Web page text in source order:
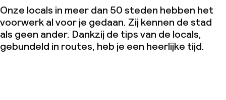
Onze locals in meer dan 50 steden hebben het
voorwerk al voor je gedaan. Zij kennen de stad
als geen ander. Dankzij de tips van de locals,
gebundeld in routes, heb je een heerlijke tijd.